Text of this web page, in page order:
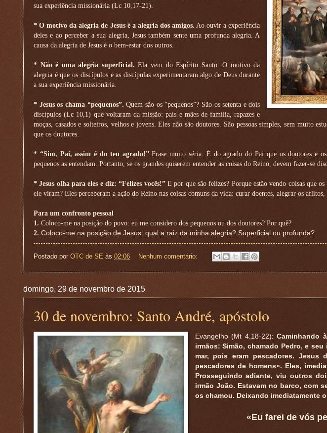
sua experiência missionária (Lc 10,17-21).
* O motivo da alegria de Jesus é a alegria dos amigos. Ao ouvir a experiência
deles e ao perceber a sua alegria, Jesus também sente uma profunda alegria. A
causa da alegria de Jesus é o bem-estar dos outros.
* Não é uma alegria superficial. Ela vem do Espírito Santo. O motivo da
alegria é que os discípulos e as discípulas experimentaram algo de Deus durante
a sua experiência missionária.
* Jesus os chama “pequenos”. Quem são os “pequenos”? São os setenta e dois
discípulos (Lc 10,1) que voltaram da missão: pais e mães de família, rapazes e
moças, casados e solteiros, velhos e jovens. Eles não são doutores. São pessoas simples, sem muito
que os doutores.
* “Sim, Pai, assim é do teu agrado!”Frase muito séria. É do agrado do Pai que os doutores e
pequenos as entendam. Portanto, se os grandes quiserem entender as coisas do Reino, devem fazer-se
* Jesus olha para eles e diz: “Felizes vocês!”E por que são felizes? Porque estão vendo coisas que
ele viram? Eles perceberam a ação do Reino nas coisas comuns da vida: curar doentes, alegrar os aflitos,
Para um confronto pessoal
1. Coloco-me na posição do povo: eu me considero dos pequenos ou dos doutores? Por quê?
2. Coloco-me na posição de Jesus: qual a raiz da minha alegria? Superficial ou profunda?
Postado por OTC de SE às 02:06 Nenhum comentário:
domingo, 29 de novembro de 2015
30 de novembro: Santo André, apóstolo
Evangelho (Mt 4,18-22):Caminhando
irmãos: Simão, chamado Pedro, e
mar, pois eram pescadores. Jesus
pescadores de homens». Eles,
Prosseguindo adiante, viu outros
irmão João. Estavam no barco, com
os chamou. Deixando imediatamente
«Eu farei de vós